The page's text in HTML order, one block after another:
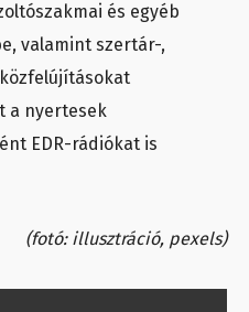
és egyéb
valamint szertár-,
a nyertesek
EDR-rádiókat is
(fotó: illusztráció, pexels)